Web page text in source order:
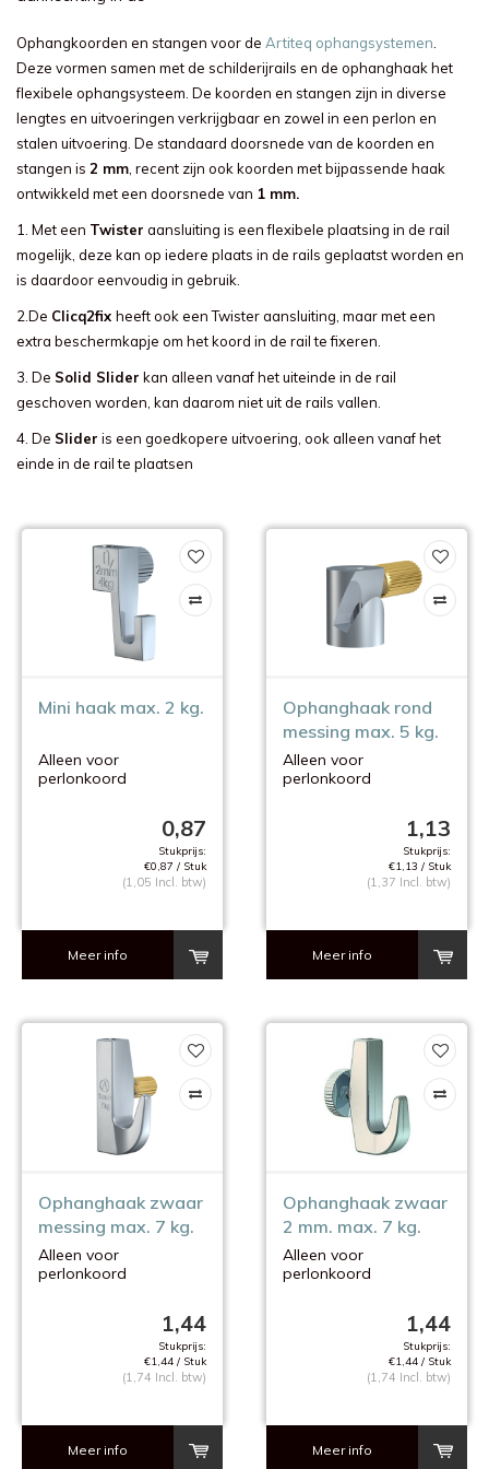
Ophangkoorden en stangen voor de Artiteq ophangsystemen
Deze vormen samen met de schilderijrails en de ophanghaak het
flexibele ophangsysteem. De koorden en stangen zijn in diverse
lengtes en uitvoeringen verkrijgbaar en zowel in een perlon en
stalen uitvoering. De standaard doorsnede van de koorden en
stangen is 2 mm , recent zijn ook koorden met bijpassende haak
ontwikkeld met een doorsnede van 1 mm.
1. Met een Twister aansluiting is een flexibele plaatsing in de rail
mogelijk, deze kan op iedere plaats in de rails geplaatst worden en
is daardoor eenvoudig in gebruik.
2.De Clicq2fix heeft ook een Twister aansluiting, maar met een
extra beschermkapje om het koord in de rail te fixeren.
3. De Solid Slider kan alleen vanaf het uiteinde in de rail
geschoven worden, kan daarom niet uit de rails vallen.
4. De Slider is een goedkopere uitvoering, ook alleen vanaf het
einde in de rail te plaatsen
Mini haak max. 2 kg.
Alleen voor
perlonkoord
0,87
Stukprijs:
€0,87 / Stuk
(1,05 Incl. btw)
Meer info
Ophanghaak rond
messing max. 5 kg.
Alleen voor
perlonkoord
1,13
Stukprijs:
€1,13 / Stuk
(1,37 Incl. btw)
Meer info
Ophanghaak zwaar
messing max. 7 kg.
Alleen voor
perlonkoord
1,44
Stukprijs:
€1,44 / Stuk
(1,74 Incl. btw)
Meer info
Ophanghaak zwaar
2 mm. max. 7 kg.
Alleen voor
perlonkoord
1,44
Stukprijs:
€1,44 / Stuk
(1,74 Incl. btw)
Meer info